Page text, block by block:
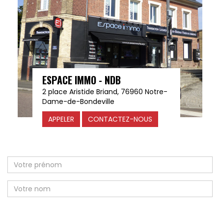
ESPACE IMMO - NDB
2 place Aristide Briand, 76960 Notre-
Dame-de-Bondeville
APPELER
CONTACTEZ-NOUS